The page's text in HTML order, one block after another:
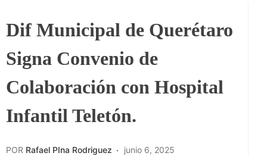
Dif Municipal de Querétaro
Signa Convenio de
Colaboración con Hospital
Infantil Teletón.
POR Rafael PIna Rodriguez junio 6, 2025